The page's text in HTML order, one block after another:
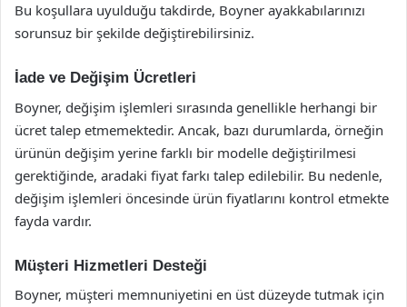
Bu koşullara uyulduğu takdirde, Boyner ayakkabılarınızı
sorunsuz bir şekilde değiştirebilirsiniz.
İade ve Değişim Ücretleri
Boyner, değişim işlemleri sırasında genellikle herhangi bir
ücret talep etmemektedir. Ancak, bazı durumlarda, örneğin
ürünün değişim yerine farklı bir modelle değiştirilmesi
gerektiğinde, aradaki fiyat farkı talep edilebilir. Bu nedenle,
değişim işlemleri öncesinde ürün fiyatlarını kontrol etmekte
fayda vardır.
Müşteri Hizmetleri Desteği
Boyner, müşteri memnuniyetini en üst düzeyde tutmak için